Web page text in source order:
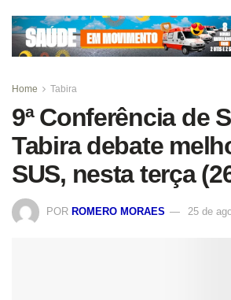
Home Tabira
9ª Conferência de
Tabira debate
SUS, nesta terça
POR ROMERO MORAES 25 de